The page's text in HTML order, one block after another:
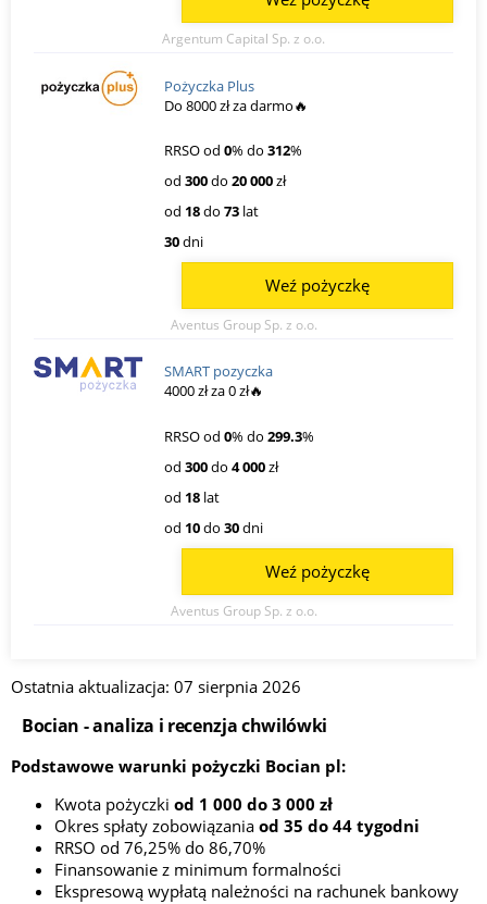
Argentum Capital Sp. z o.o.
Pożyczka Plus
Do 8000 zł za darmo🔥
RRSO od 0% do 312%
od 300do 20 000zł
od 18do 73 lat
30dni
Aventus Group Sp. z o.o.
Weź pożyczkę
SMART pozyczka
4000 zł za 0 zł🔥
RRSO od 0% do 299.3%
od 300do 4 000zł
od 18 lat
od 10do 30dni
Aventus Group Sp. z o.o.
Weź pożyczkę
Ostatnia aktualizacja: 07 sierpnia 2026
Bocian - analiza i recenzja chwilówki
Podstawowe warunki pożyczki Bocian pl:
Kwota pożyczki od 1 000 do 3 000 zł
Okres spłaty zobowiązania od 35 do 44​ tygodni
RRSO od 76,25% do 86,70%
Finansowanie z minimum formalności
Ekspresową wypłatą należności na rachunek bankowy